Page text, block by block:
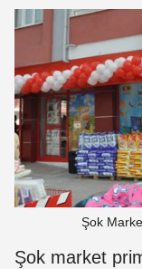
Şok
Şok market